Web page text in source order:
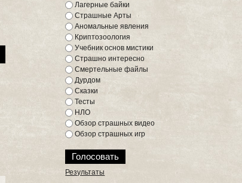
Лагерные байки
Страшные Арты
Аномальные явления
Криптозоология
Учебник основ мистики
Страшно интересно
Смертельные файлы
Дурдом
Сказки
Тесты
НЛО
Обзор страшных видео
Обзор страшных игр
Результаты